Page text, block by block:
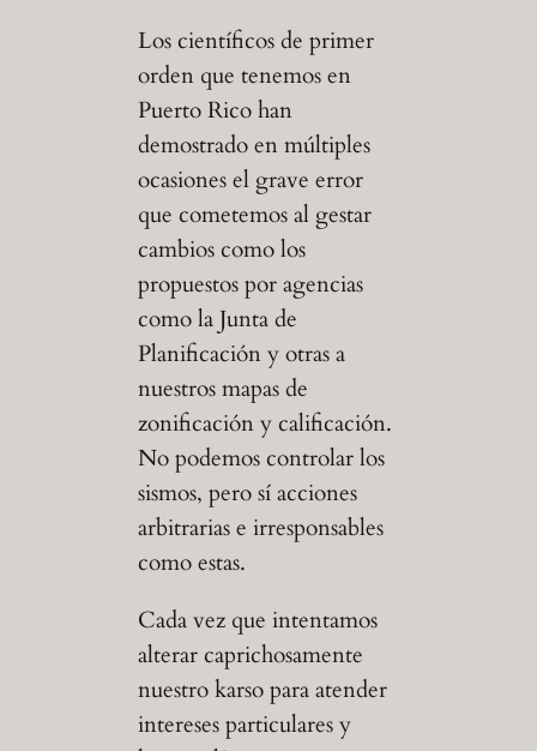
Los científicos de primer
orden que tenemos en
Puerto Rico han
demostrado en múltiples
ocasiones el grave error
que cometemos al gestar
cambios como los
propuestos por agencias
como la Junta de
Planificación y otras a
nuestros mapas de
zonificación y calificación.
No podemos controlar los
sismos, pero sí acciones
arbitrarias e irresponsables
como estas.
Cada vez que intentamos
alterar caprichosamente
nuestro karso para atender
intereses particulares y